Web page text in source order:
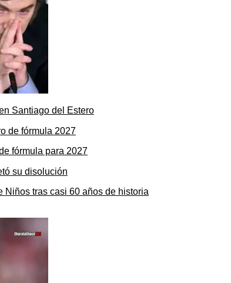
Santiago del Estero
fórmula para 2027
Niños tras casi 60 años de historia